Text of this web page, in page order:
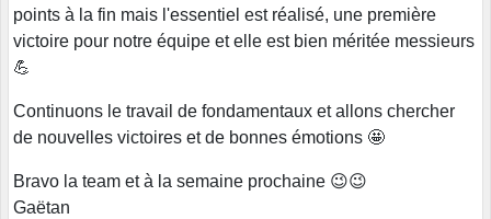
points à la fin mais l'essentiel est réalisé, une première
victoire pour notre équipe et elle est bien méritée messieurs
💪
Continuons le travail de fondamentaux et allons chercher
de nouvelles victoires et de bonnes émotions 🤩
Bravo la team et à la semaine prochaine 😉😉
Gaëtan